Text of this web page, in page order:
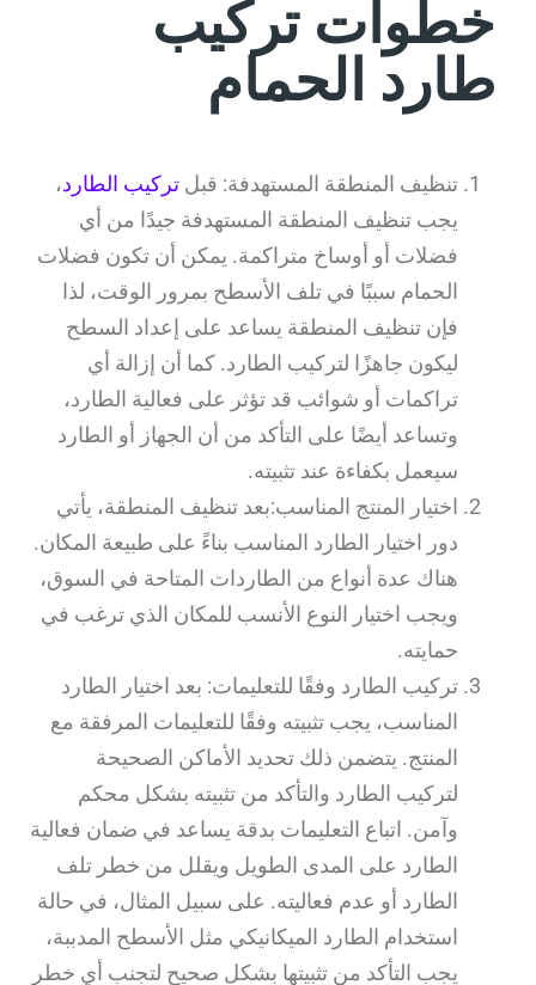
خطوات تركيب
طارد الحمام
تنظيف المنطقة المستهدفة: قبل تركيب الطارد،
يجب تنظيف المنطقة المستهدفة جيدًا من أي
فضلات أو أوساخ متراكمة. يمكن أن تكون فضلات
الحمام سببًا في تلف الأسطح بمرور الوقت، لذا
فإن تنظيف المنطقة يساعد على إعداد السطح
ليكون جاهزًا لتركيب الطارد. كما أن إزالة أي
تراكمات أو شوائب قد تؤثر على فعالية الطارد،
وتساعد أيضًا على التأكد من أن الجهاز أو الطارد
سيعمل بكفاءة عند تثبيته.
اختيار المنتج المناسب:بعد تنظيف المنطقة، يأتي
دور اختيار الطارد المناسب بناءً على طبيعة المكان.
هناك عدة أنواع من الطاردات المتاحة في السوق،
ويجب اختيار النوع الأنسب للمكان الذي ترغب في
حمايته.
تركيب الطارد وفقًا للتعليمات: بعد اختيار الطارد
المناسب، يجب تثبيته وفقًا للتعليمات المرفقة مع
المنتج. يتضمن ذلك تحديد الأماكن الصحيحة
لتركيب الطارد والتأكد من تثبيته بشكل محكم
وآمن. اتباع التعليمات بدقة يساعد في ضمان فعالية
الطارد على المدى الطويل ويقلل من خطر تلف
الطارد أو عدم فعاليته. على سبيل المثال، في حالة
استخدام الطارد الميكانيكي مثل الأسطح المدببة،
يجب التأكد من تثبيتها بشكل صحيح لتجنب أي خطر